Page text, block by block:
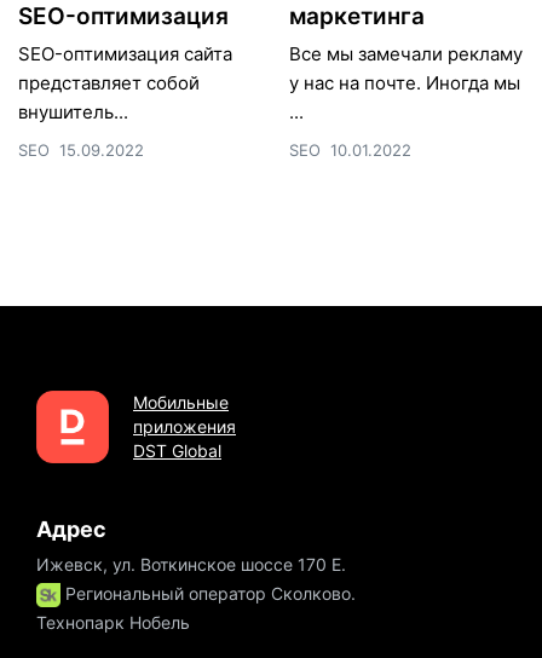
SEO-оптимизация
SEO-оптимизация сайта
представляет собой
внушитель...
SEO 15.09.2022
маркетинга
Все мы замечали рекламу
у нас на почте. Иногда мы
...
SEO 10.01.2022
Мобильные
приложения
DST Global
Адрес
Ижевск, ул. Воткинское шоссе 170 Е.
Региональный оператор Сколково.
Технопарк Нобель